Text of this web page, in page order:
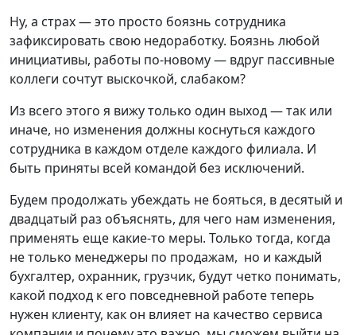
Ну, а страх — это просто боязнь сотрудника
зафиксировать свою недоработку. Боязнь любой
инициативы, работы по-новому — вдруг пассивные
коллеги сочтут выскочкой, слабаком?
Из всего этого я вижу только один выход — так или
иначе, но изменения должны коснуться каждого
сотрудника в каждом отделе каждого филиала. И
быть приняты всей командой без исключений.
Будем продолжать убеждать не бояться, в десятый и
двадцатый раз объяснять, для чего нам изменения,
применять еще какие-то меры. Только тогда, когда
не только менеджеры по продажам, но и каждый
бухгалтер, охранник, грузчик, будут четко понимать,
какой подход к его повседневной работе теперь
нужен клиенту, как он влияет на качество сервиса